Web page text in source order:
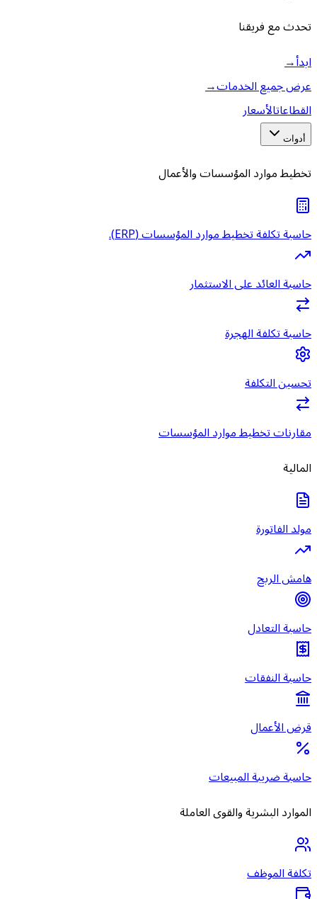
تحدث مع فريقنا
ابدأ→
عرض جميع الخدمات→
القطاعاتالأسعار
أدوات
تخطيط موارد المؤسسات والأعمال
حاسبة تكلفة تخطيط موارد المؤسسات (ERP).
حاسبة العائد على الاستثمار
حاسبة تكلفة الهجرة
تحسين التكلفة
مقارنات تخطيط موارد المؤسسات
المالية
مولد الفاتورة
هامش الربح
حاسبة التعادل
حاسبة النفقات
قرض الأعمال
حاسبة ضريبة المبيعات
الموارد البشرية والقوى العاملة
تكلفة الموظف